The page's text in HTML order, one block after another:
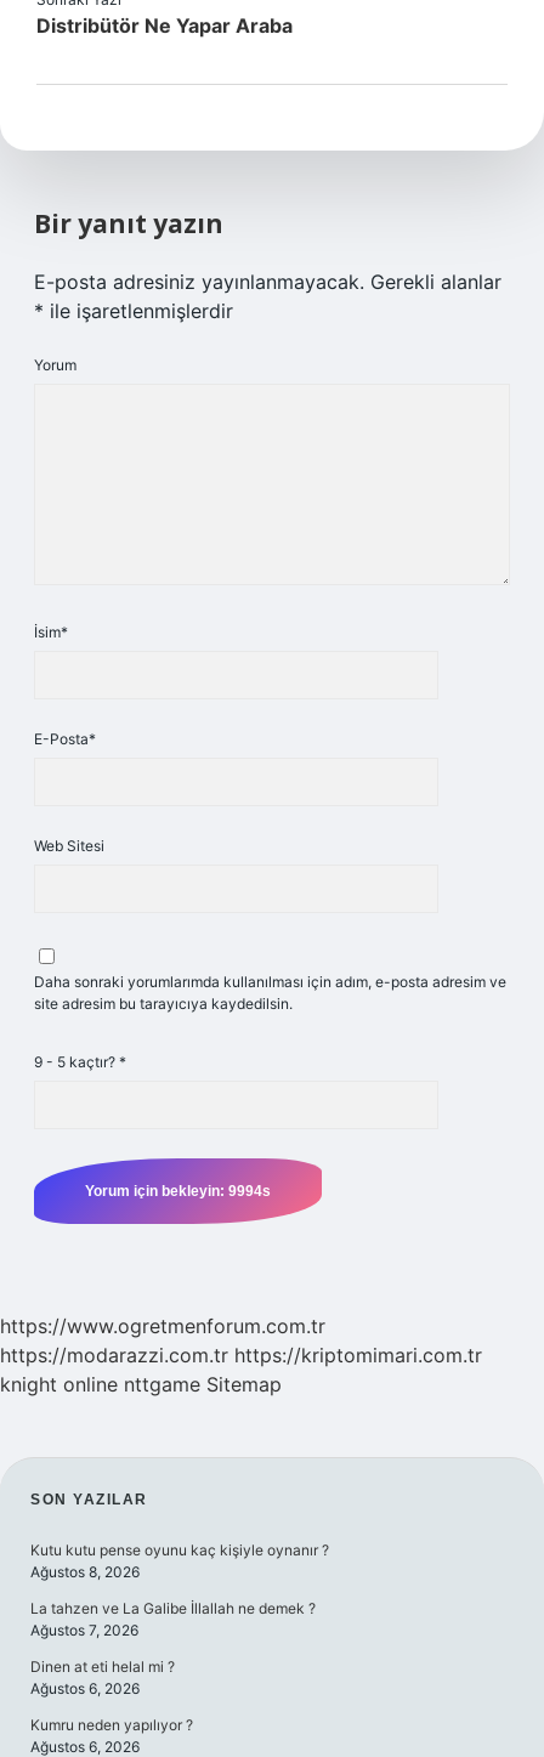
Distribütör Ne Yapar Araba
Bir yanıt yazın
E-posta adresiniz yayınlanmayacak. Gerekli alanlar
* ile işaretlenmişlerdir
Yorum
İsim*
E-Posta*
Web Sitesi
Daha sonraki yorumlarımda kullanılması için adım, e-posta adresim ve
site adresim bu tarayıcıya kaydedilsin.
9 - 5 kaçtır? *
https://www.ogretmenforum.com.tr
https://modarazzi.com.tr https://kriptomimari.com.tr
knight online nttgame Sitemap
SIDEBAR
SON YAZILAR
Kutu kutu pense oyunu kaç kişiyle oynanır ?
Ağustos 8, 2026
La tahzen ve La Galibe İllallah ne demek ?
Ağustos 7, 2026
Dinen at eti helal mi ?
Ağustos 6, 2026
Kumru neden yapılıyor ?
Ağustos 6, 2026